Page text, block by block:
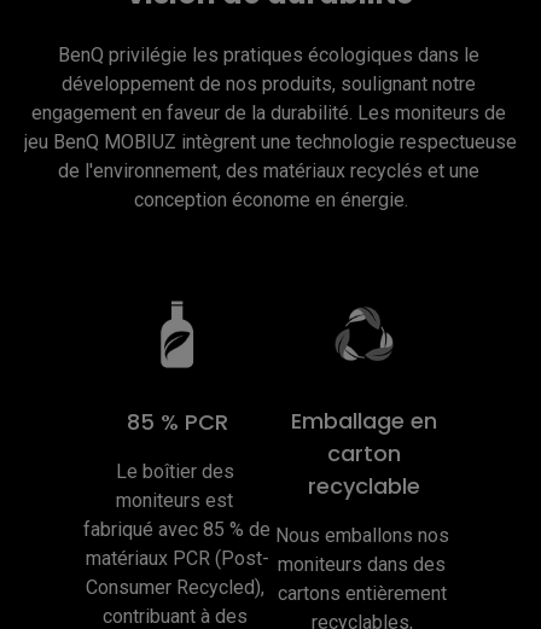
BenQ privilégie les pratiques écologiques dans le
développement de nos produits, soulignant notre
engagement en faveur de la durabilité. Les moniteurs de
jeu BenQ MOBIUZ intègrent une technologie respectueuse
de l'environnement, des matériaux recyclés et une
conception économe en énergie.
85 % PCR
Le boîtier des
moniteurs est
fabriqué avec 85 % de
matériaux PCR (Post-
Consumer Recycled),
contribuant à des
Emballage en
carton
recyclable
Nous emballons nos
moniteurs dans des
cartons entièrement
recyclables,